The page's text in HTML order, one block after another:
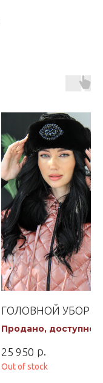
ГОЛОВНОЙ УБОР
Продано, доступно к
25 950 р.
Out of stock